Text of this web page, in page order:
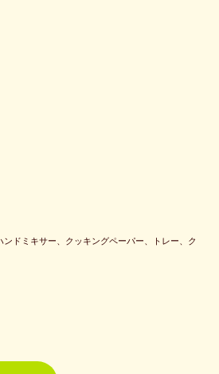
ドミキサー、クッキングペーパー、トレー、ク